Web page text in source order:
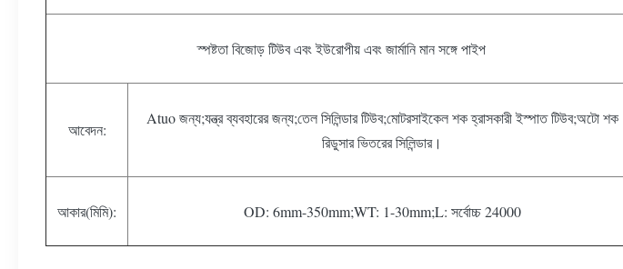
স্পষ্টতা বিজোড় টিউব এবং ইউরোপীয় এবং জার্মানি মান সঙ্গে পাইপ
আবেদন:
Atuo জন্য;যন্ত্র ব্যবহারের জন্য;তেল সিলিন্ডার টিউব;মোটরসাইকেল শক হ্রাসকারী ইস্পাত টিউব;অটো শক
রিডুসার ভিতরের সিলিন্ডার।
আকার(মিমি): OD: 6mm-350mm;WT: 1-30mm;L: সর্বোচ্চ 24000